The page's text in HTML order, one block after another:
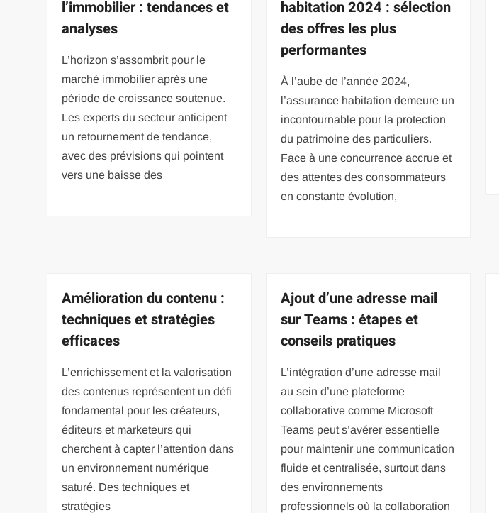
l’immobilier : tendances et
analyses
L’horizon s’assombrit pour le
marché immobilier après une
période de croissance soutenue.
Les experts du secteur anticipent
un retournement de tendance,
avec des prévisions qui pointent
vers une baisse des
habitation 2024 : sélection
des offres les plus
performantes
À l’aube de l’année 2024,
l’assurance habitation demeure un
incontournable pour la protection
du patrimoine des particuliers.
Face à une concurrence accrue et
des attentes des consommateurs
en constante évolution,
Amélioration du contenu :
techniques et stratégies
efficaces
L’enrichissement et la valorisation
des contenus représentent un défi
fondamental pour les créateurs,
éditeurs et marketeurs qui
cherchent à capter l’attention dans
un environnement numérique
saturé. Des techniques et
stratégies
Ajout d’une adresse mail
sur Teams : étapes et
conseils pratiques
L’intégration d’une adresse mail
au sein d’une plateforme
collaborative comme Microsoft
Teams peut s’avérer essentielle
pour maintenir une communication
fluide et centralisée, surtout dans
des environnements
professionnels où la collaboration